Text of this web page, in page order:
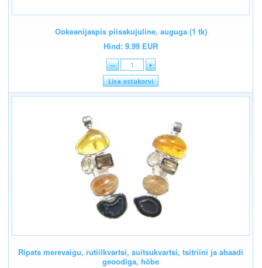
Ookeanijaspis piisakujuline, auguga (1 tk)
Hind: 9.99 EUR
—
+
Lisa ostukorvi
Ripats merevaigu, rutiilkvartsi, suitsukvartsi, tsitriini ja ahaadi
geoodiga, hõbe